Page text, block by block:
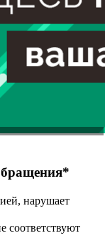
нарушает
соответствуют